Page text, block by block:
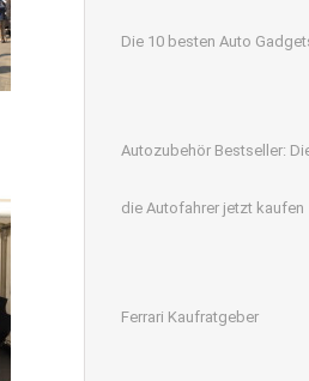
Die 10 besten Auto
Autozubehör Bestseller:
die Autofahrer jetzt kaufen
Ferrari Kaufratgeber